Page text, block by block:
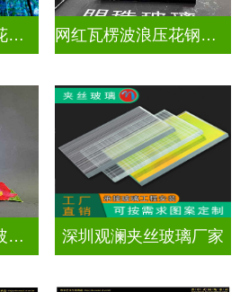
条纹钢化半透明压花玻璃 网红瓦楞波浪压花钢化玻璃
白色金属框加夹丝玻璃怎么安装 深圳观澜夹丝玻璃厂家